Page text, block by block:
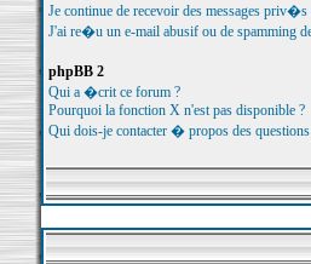
Je continue de recevoir des messages
J'ai re�u un e-mail abusif ou de spamming
phpBB 2
Qui a �crit ce forum ?
Pourquoi la fonction X n'est pas disponible ?
Qui dois-je contacter � propos des